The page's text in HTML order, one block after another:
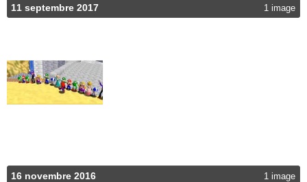
11 septembre 2017 1 image
16 novembre 2016 1 image